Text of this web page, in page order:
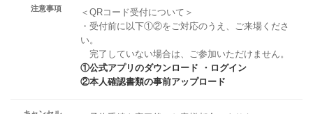
注意事項
＜QRコード受付について＞
・受付前に以下①②をご対応のうえ、ご来場くださ
い。
完了していない場合は、ご参加いただけません。
①公式アプリのダウンロード ・ログイン
②本人確認書類の事前アップロード